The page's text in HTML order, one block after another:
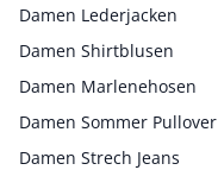
Damen Lederjacken
Damen Shirtblusen
Damen Marlenehosen
Damen Sommer Pullover
Damen Strech Jeans